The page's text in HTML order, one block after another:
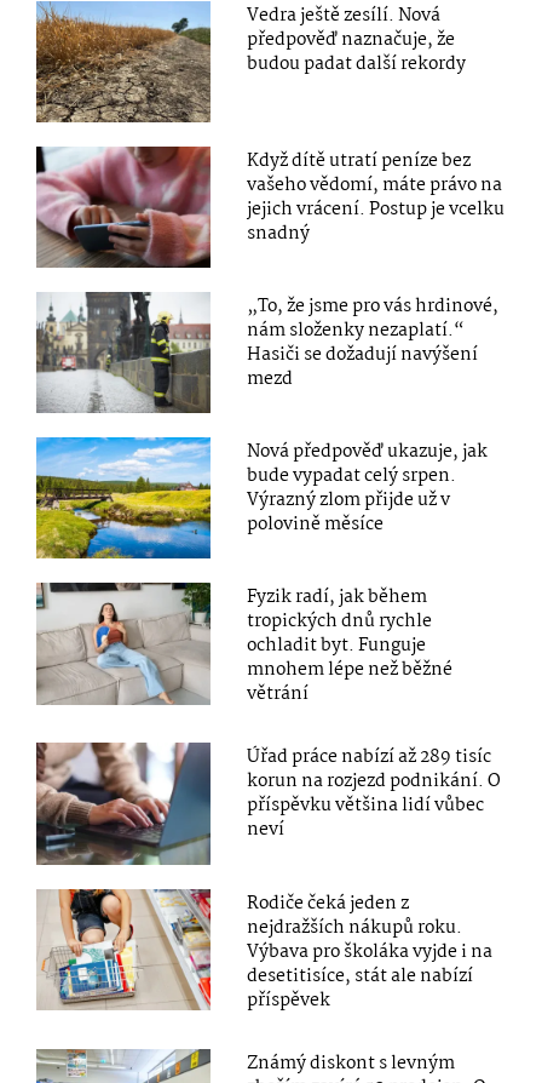
Vedra ještě zesílí. Nová
předpověď naznačuje, že
budou padat další rekordy
Když dítě utratí peníze bez
vašeho vědomí, máte právo na
jejich vrácení. Postup je vcelku
snadný
„To, že jsme pro vás hrdinové,
nám složenky nezaplatí.“
Hasiči se dožadují navýšení
mezd
Nová předpověď ukazuje, jak
bude vypadat celý srpen.
Výrazný zlom přijde už v
polovině měsíce
Fyzik radí, jak během
tropických dnů rychle
ochladit byt. Funguje
mnohem lépe než běžné
větrání
Úřad práce nabízí až 289 tisíc
korun na rozjezd podnikání. O
příspěvku většina lidí vůbec
neví
Rodiče čeká jeden z
nejdražších nákupů roku.
Výbava pro školáka vyjde i na
desetitisíce, stát ale nabízí
příspěvek
Známý diskont s levným